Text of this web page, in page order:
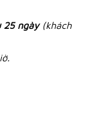
25 ngày (khách